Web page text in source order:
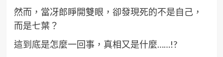
然而，當冴郎睜開雙眼，卻發現死的不是自己，
而是七葉？
這到底是怎麼一回事，真相又是什麼……!?